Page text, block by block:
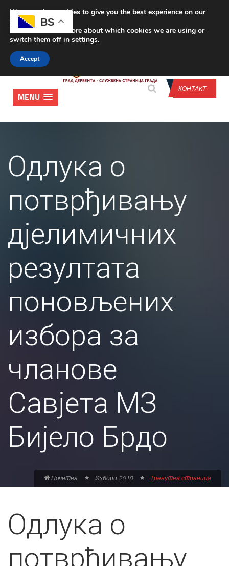
CONTACT US
КОНТАКТ
MENU
Одлука о
потврђивању
дјелимичних
резултата
поновљених
избора за
чланове
Савјета МЗ
Бијело Брдо
Почетна Избори 2018 Тренутна страница
Одлука о
потврђивању
BS
We are using cookies to give you the best experience on our
website.
You can find out more about which cookies we are using or
switch them off in settings.
Accept